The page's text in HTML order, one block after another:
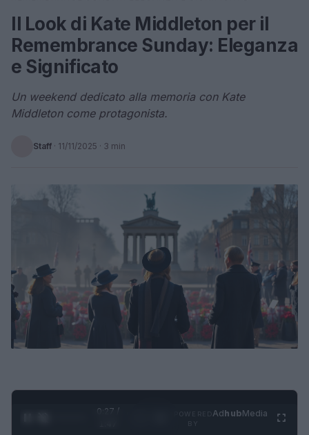
Il Look di Kate Middleton per il
Remembrance Sunday: Eleganza
e Significato
Un weekend dedicato alla memoria con Kate
Middleton come protagonista.
Staff · 11/11/2025 · 3 min
0:28 /
AdhubMedia